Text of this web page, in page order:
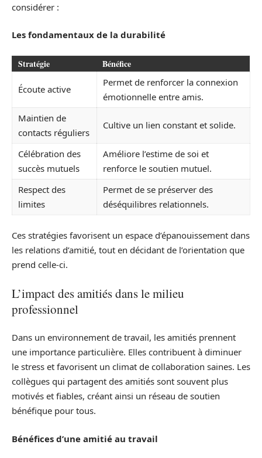
considérer :
Les fondamentaux de la durabilité
Stratégie Bénéfice
Écoute active
Permet de renforcer la connexion
émotionnelle entre amis.
Maintien de
contacts réguliers
Cultive un lien constant et solide.
Célébration des
succès mutuels
Améliore l’estime de soi et
renforce le soutien mutuel.
Respect des
limites
Permet de se préserver des
déséquilibres relationnels.
Ces stratégies favorisent un espace d’épanouissement dans
les relations d’amitié, tout en décidant de l’orientation que
prend celle-ci.
L’impact des amitiés dans le milieu
professionnel
Dans un environnement de travail, les amitiés prennent
une importance particulière. Elles contribuent à diminuer
le stress et favorisent un climat de collaboration saines. Les
collègues qui partagent des amitiés sont souvent plus
motivés et fiables, créant ainsi un réseau de soutien
bénéfique pour tous.
Bénéfices d’une amitié au travail